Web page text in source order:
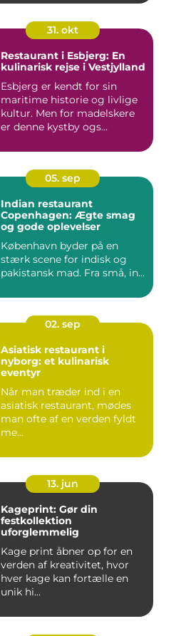
31. okt
Restaurant i Esbjerg: En
kulinarisk rejse i Vestjylland
Esbjerg er kendt for sin
maritime historie og livlige
kultur. Men for madelskere
er denne kystby ogs...
05. sep
Indian restaurant
Copenhagen: Ægte smag
og gode oplevelser
København byder på en
stærk scene for indisk og
pakistansk mad. Fra små, in...
02. sep
Asiatisk restaurant i
nyborg: et kulinarisk
eventyr
Når man træder ind i en
asiatisk restaurant, mødes
man ofte af en verden fyldt
me...
13. jun
Kageprint: Gør din
festkollektion
uforglemmelig
Kage print åbner op for en
verden af kreativitet, hvor
hver kage kan fortælle en
unik hi...